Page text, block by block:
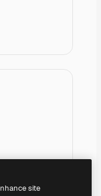
site